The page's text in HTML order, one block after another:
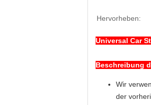
Hervorheben:
Universal Car
Beschreibung
Wir
der